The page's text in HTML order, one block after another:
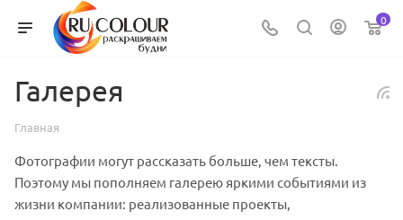
0
Галерея
Главная
Фотографии могут рассказать больше, чем тексты.
Поэтому мы пополняем галерею яркими событиями из
жизни компании: реализованные проекты,